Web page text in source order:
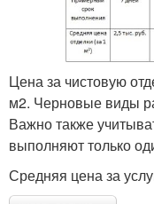
Цена за чистовую
м2. Черновые виды
Важно также
выполняют только
Средняя цена за